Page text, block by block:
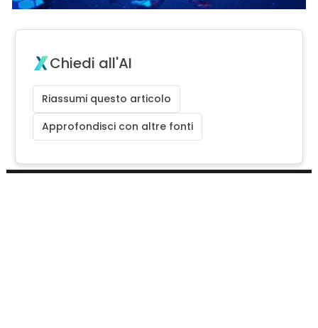
Chiedi all'AI
Riassumi questo articolo
Approfondisci con altre fonti